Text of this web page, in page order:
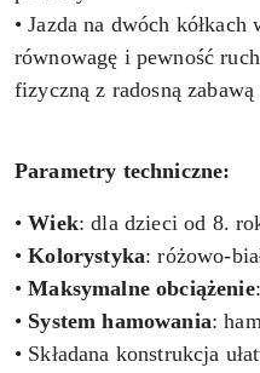
• Jazda na dwóch
równowagę i pewność
fizyczną z radosną
Parametry techniczne:
•Wiek: dla dzieci od 8.
•Kolorystyka: różowo-
•Maksymalne obciążenie
• System hamowania:
• Składana konstrukcja